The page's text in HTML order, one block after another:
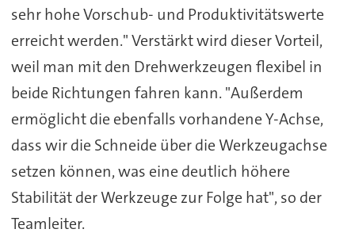
sehr hohe Vorschub- und Produktivitätswerte
erreicht werden." Verstärkt wird dieser Vorteil,
weil man mit den Drehwerkzeugen flexibel in
beide Richtungen fahren kann. "Außerdem
ermöglicht die ebenfalls vorhandene Y-Achse,
dass wir die Schneide über die Werkzeugachse
setzen können, was eine deutlich höhere
Stabilität der Werkzeuge zur Folge hat", so der
Teamleiter.